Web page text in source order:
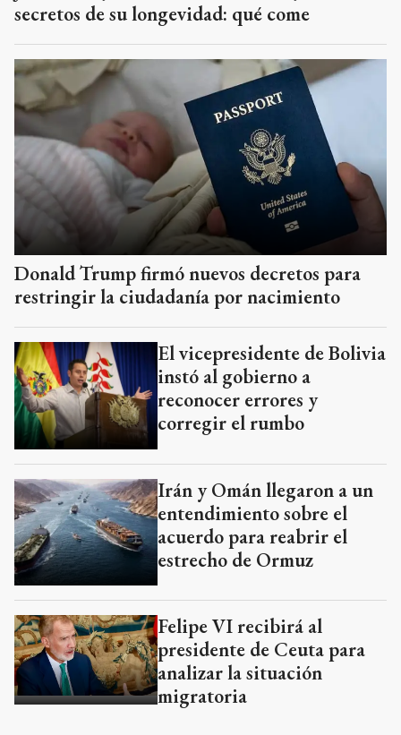
secretos de su longevidad: qué come
Donald Trump firmó nuevos decretos para
restringir la ciudadanía por nacimiento
El vicepresidente de Bolivia
instó al gobierno a
reconocer errores y
corregir el rumbo
Irán y Omán llegaron a un
entendimiento sobre el
acuerdo para reabrir el
estrecho de Ormuz
Felipe VI recibirá al
presidente de Ceuta para
analizar la situación
migratoria